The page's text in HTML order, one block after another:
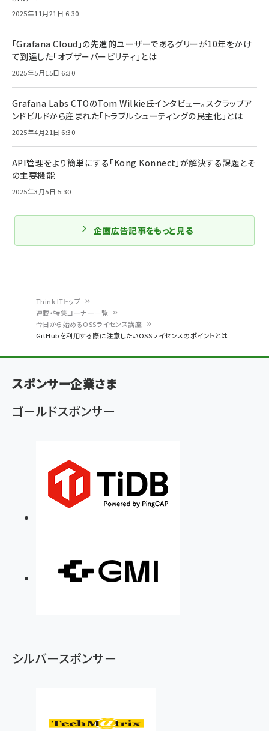
く
ず
Think ITトップ
連載・特集コーナー一覧
今日から始めるOSSライセンス講座
GitHubを利用する際に注意したいOSSライセンスのポイントとは
2025年11月21日 6:30
「Grafana Cloud」の先進的ユーザーであるグリーが10年をかけ
て到達した「オブザーバービリティ」とは
2025年5月15日 6:30
Grafana Labs CTOのTom Wilkie氏インタビュー。スクラップア
ンドビルドから産まれた「トラブルシューティングの民主化」とは
2025年4月21日 6:30
API管理をより簡単にする「Kong Konnect」が解決する課題とそ
の主要機能
2025年3月5日 5:30
企画広告記事をもっと見る
スポンサー企業さま
ゴールドスポンサー
シルバースポンサー